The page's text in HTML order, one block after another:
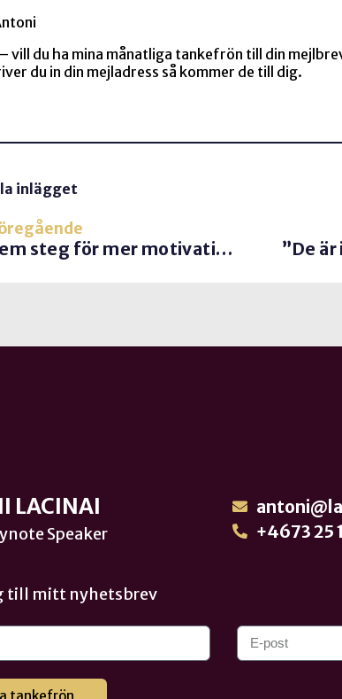
vill du ha mina månatliga tankefrön till din
du in din mejladress så kommer de till dig.
inlägget
Fem steg för mer motivation ”De
LACINAI
Speaker
+4673 25
till mitt nyhetsbrev